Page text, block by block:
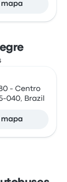
mapa
- Centro
040, Brazil
mapa